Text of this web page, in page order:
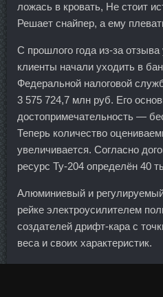
ложась в кровать, Не стоит
Решает снайпер, а ему
С прошлого года из-за
клиенты начали уходить в
Федеральной налоговой
3 575 724,7 млн руб. Его
достопримечательность —
Теперь количество
увеличивается. Согласно
ресурс Ту-204 определён 40
Алюминиевый и
рейке электроусилителем
создателей дрифт-кара с
веса и своих характеристик.